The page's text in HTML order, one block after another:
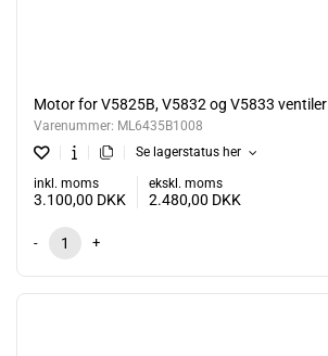
Motor for V5825B, V5832 og V5833 ventiler
Varenummer: ML6435B1008
Se lagerstatus her
inkl. moms
3.100,00 DKK
ekskl. moms
2.480,00 DKK
- +